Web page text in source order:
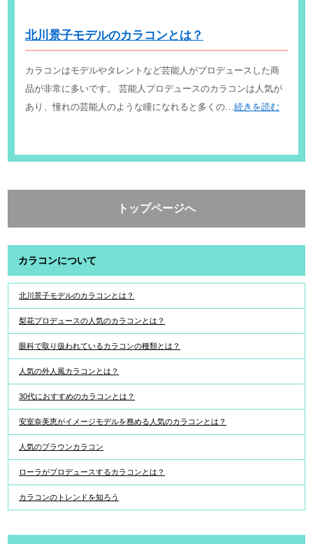
北川景子モデルのカラコンとは？
カラコンはモデルやタレントなど芸能人がプロデュースした商
品が非常に多いです。 芸能人プロデュースのカラコンは人気が
あり、憧れの芸能人のような瞳になれると多くの…続きを読む
トップページへ
カラコンについて
北川景子モデルのカラコンとは？
梨花プロデュースの人気のカラコンとは？
眼科で取り扱われているカラコンの種類とは？
人気の外人風カラコンとは？
30代におすすめのカラコンとは？
安室奈美恵がイメージモデルを務める人気のカラコンとは？
人気のブラウンカラコン
ローラがプロデュースするカラコンとは？
カラコンのトレンドを知ろう